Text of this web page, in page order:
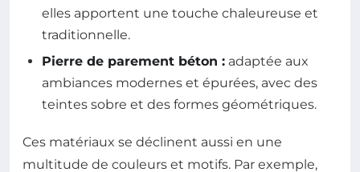
elles apportent une touche chaleureuse et
traditionnelle.
Pierre de parement béton : adaptée aux
ambiances modernes et épurées, avec des
teintes sobre et des formes géométriques.
Ces matériaux se déclinent aussi en une
multitude de couleurs et motifs. Par exemple,